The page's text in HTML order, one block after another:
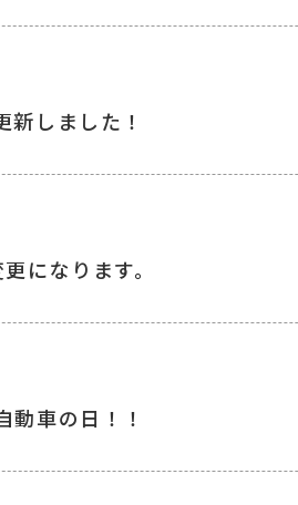
新しました！
になります。
動車の日！！